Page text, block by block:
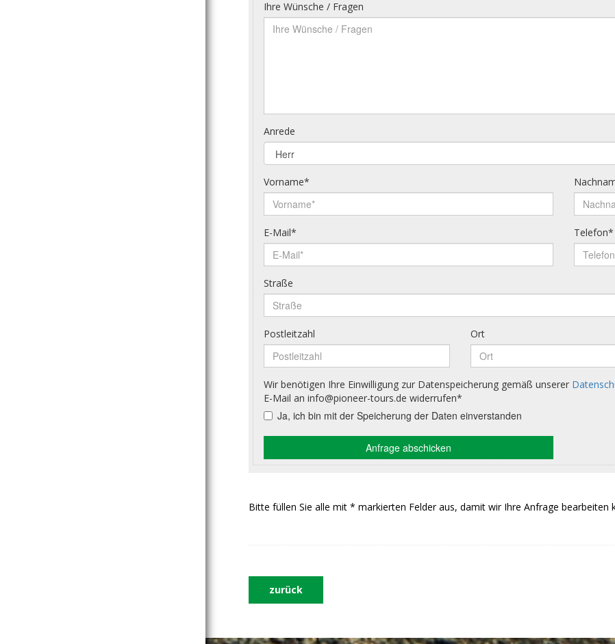
Bitte füllen Sie alle mit * markierten Felder aus, damit wir Ihre Anfrage bearbeiten
zurück